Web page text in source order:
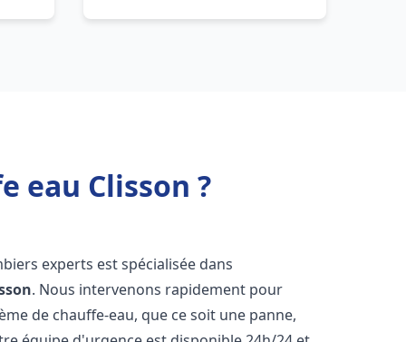
eau Clisson ?
experts est spécialisée dans
. Nous intervenons rapidement pour
de chauffe-eau, que ce soit une panne,